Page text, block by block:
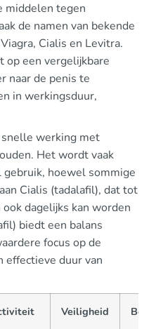
middelen tegen
de namen van bekende
Cialis en Levitra.
op een vergelijkbare
naar de penis te
in werkingsduur,
werking met
Het wordt vaak
hoewel sommige
Cialis (tadalafil), dat tot
dagelijks kan worden
biedt een balans
focus op de
effectieve duur van
Veiligheid